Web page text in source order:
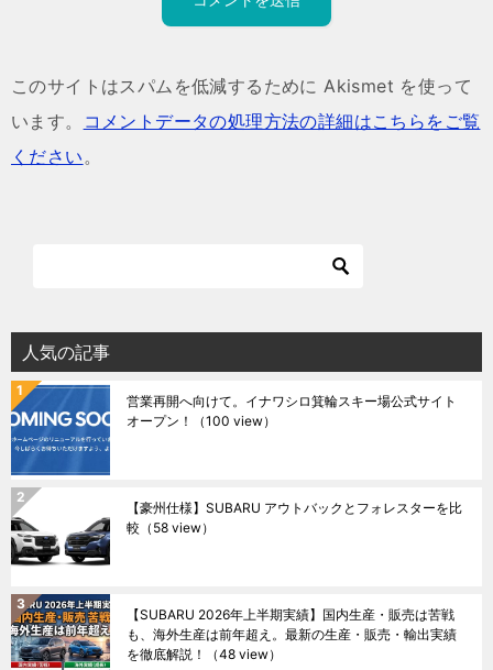
このサイトはスパムを低減するために Akismet を使って
います。
コメントデータの処理方法の詳細はこちらをご覧
ください。
人気の記事
営業再開へ向けて。イナワシロ箕輪スキー場公式サイト
オープン！
（100 view）
【豪州仕様】SUBARU アウトバックとフォレスターを比
較 （58 view）
【SUBARU 2026年上半期実績】国内生産・販売は苦戦
も、海外生産は前年超え。最新の生産・販売・輸出実績
を徹底解説！
（48 view）